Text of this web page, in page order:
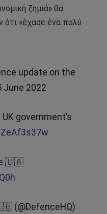
ζημιά» θα
ότι «έχασε ένα πολύ
update on the
June 2022
government’s
🇺🇦
(@DefenceHQ)